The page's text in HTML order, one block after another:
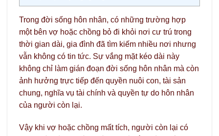
Trong đời sống hôn nhân, có những trường hợp
một bên vợ hoặc chồng bỏ đi khỏi nơi cư trú trong
thời gian dài, gia đình đã tìm kiếm nhiều nơi nhưng
vẫn không có tin tức. Sự vắng mặt kéo dài này
không chỉ làm gián đoạn đời sống hôn nhân mà còn
ảnh hưởng trực tiếp đến quyền nuôi con, tài sản
chung, nghĩa vụ tài chính và quyền tự do hôn nhân
của người còn lại.
Vậy khi vợ hoặc chồng mất tích, người còn lại có